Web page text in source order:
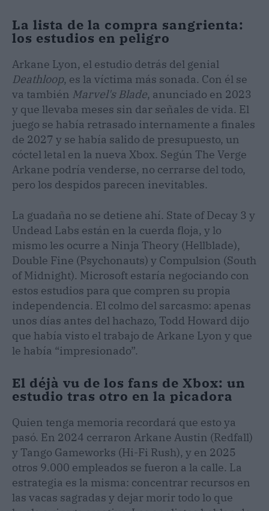
La lista de la compra sangrienta:
los estudios en peligro
Arkane Lyon, el estudio detrás del genial
Deathloop, es la víctima más sonada. Con él se
va también Marvel's Blade, anunciado en 2023
y que llevaba meses sin dar señales de vida. El
juego se había retrasado internamente a finales
de 2027 y se había salido de presupuesto, un
cóctel letal en la nueva Xbox. Según The Verge
Arkane podría venderse, no cerrarse del todo,
pero los despidos parecen inevitables.
La guadaña no se detiene ahí. State of Decay 3 y
Undead Labs están en la cuerda floja, y lo
mismo les ocurre a Ninja Theory (Hellblade),
Double Fine (Psychonauts) y Compulsion (South
of Midnight). Microsoft estaría negociando con
estos estudios para que compren su propia
independencia. El colmo del sarcasmo: apenas
unos días antes del hachazo, Todd Howard dijo
que había visto el trabajo de Arkane Lyon y que
le había “impresionado”.
El déjà vu de los fans de Xbox: un
estudio tras otro en la picadora
Quien tenga memoria recordará que esto ya
pasó. En 2024 cerraron Arkane Austin (Redfall)
y Tango Gameworks (Hi-Fi Rush), y en 2025
otros 9.000 empleados se fueron a la calle. La
estrategia es la misma: concentrar recursos en
las vacas sagradas y dejar morir todo lo que